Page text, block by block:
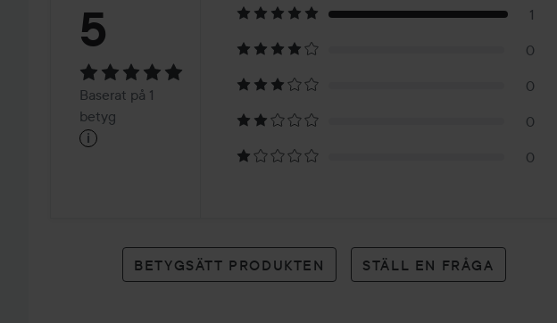
Betyg:
5Baserat
på
betyg
5
Baserat på 1
betyg
i
1
0
0
0
0
BETYGSÄTT PRODUKTEN STÄLL EN FRÅGA